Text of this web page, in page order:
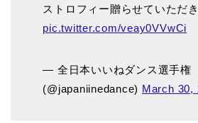
ストロフィー贈らせていただき
pic.twitter.com/veay0VVwCi
— 全日本いいねダンス選手権
(@japaniinedance) March 30,